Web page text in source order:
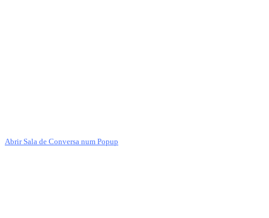
Abrir Sala de Conversa num Popup